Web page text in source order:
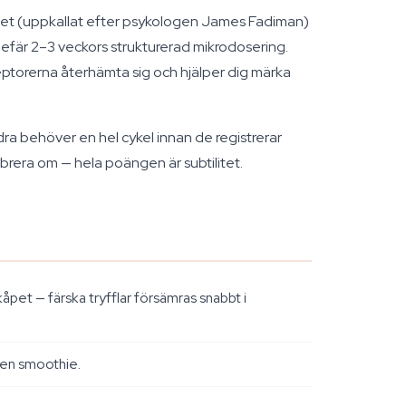
(uppkallat efter psykologen James Fadiman)
2–3 veckors strukturerad mikrodosering.
återhämta sig och hjälper dig märka
behöver en hel cykel innan de registrerar
om — hela poängen är subtilitet.
— färska tryfflar försämras snabbt i
smoothie.